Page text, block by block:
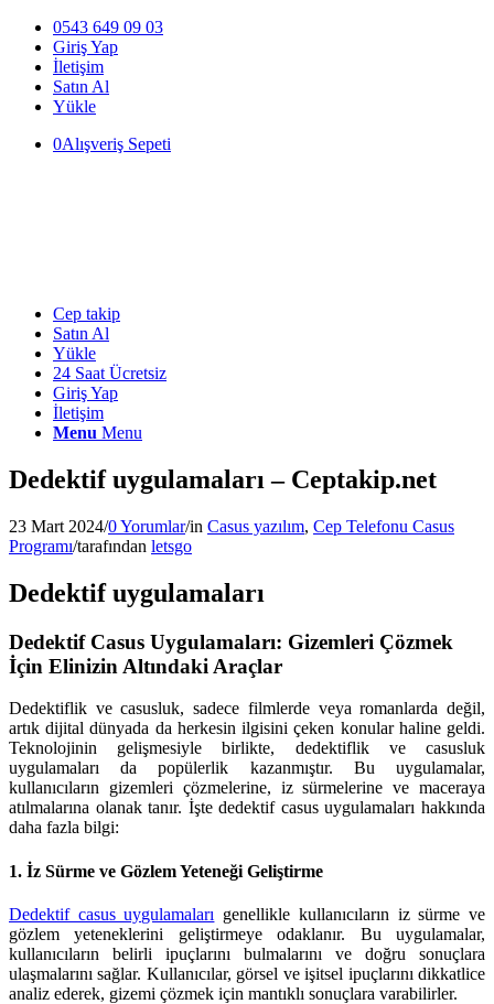
0543 649 09 03
Giriş Yap
İletişim
Satın Al
Yükle
0Alışveriş Sepeti
Cep takip
Satın Al
Yükle
24 Saat Ücretsiz
Giriş Yap
İletişim
Menu Menu
Dedektif uygulamaları – Ceptakip.net
23 Mart 2024/0 Yorumlar/in Casus yazılım, Cep Telefonu Casus
Programı/tarafından letsgo
Dedektif uygulamaları
Dedektif Casus Uygulamaları: Gizemleri Çözmek
İçin Elinizin Altındaki Araçlar
Dedektiflik ve casusluk, sadece filmlerde veya romanlarda değil,
artık dijital dünyada da herkesin ilgisini çeken konular haline geldi.
Teknolojinin gelişmesiyle birlikte, dedektiflik ve casusluk
uygulamaları da popülerlik kazanmıştır. Bu uygulamalar,
kullanıcıların gizemleri çözmelerine, iz sürmelerine ve maceraya
atılmalarına olanak tanır. İşte dedektif casus uygulamaları hakkında
daha fazla bilgi:
1. İz Sürme ve Gözlem Yeteneği Geliştirme
Dedektif casus uygulamaları genellikle kullanıcıların iz sürme ve
gözlem yeteneklerini geliştirmeye odaklanır. Bu uygulamalar,
kullanıcıların belirli ipuçlarını bulmalarını ve doğru sonuçlara
ulaşmalarını sağlar. Kullanıcılar, görsel ve işitsel ipuçlarını dikkatlice
analiz ederek, gizemi çözmek için mantıklı sonuçlara varabilirler.